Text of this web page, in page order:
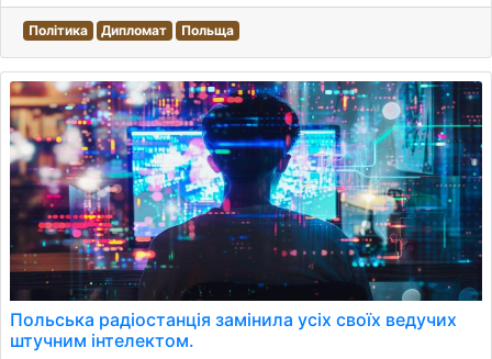
Політика Дипломат Польща
Польська радіостанція замінила усіх своїх ведучих
штучним інтелектом.